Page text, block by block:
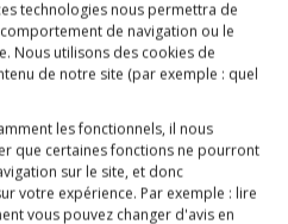
technologies nous permettra de
de navigation ou le
Nous utilisons des cookies de
de notre site (par exemple : quel
les fonctionnels, il nous
que certaines fonctions ne pourront
sur le site, et donc
votre expérience. Par exemple : lire
vous pouvez changer d'avis en
AIDEZ-NOUS !